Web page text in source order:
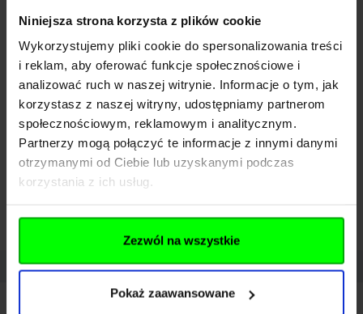
Niniejsza strona korzysta z plików cookie
Wykorzystujemy pliki cookie do spersonalizowania treści
i reklam, aby oferować funkcje społecznościowe i
analizować ruch w naszej witrynie. Informacje o tym, jak
korzystasz z naszej witryny, udostępniamy partnerom
społecznościowym, reklamowym i analitycznym.
Partnerzy mogą połączyć te informacje z innymi danymi
otrzymanymi od Ciebie lub uzyskanymi podczas
korzystania z ich usług.
Zezwól na wszystkie
Pokaż zaawansowane
59,00 zł
Chwilowo niedostępne
Darmowa dostawa od 300 zł
Opis Dane techniczne Pliki do pobrania Opinie